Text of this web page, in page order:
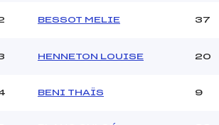
1
de départ :
A :
BESSOT MELIE 37
HENNETON LOUISE 20
BENI THAÏS 9